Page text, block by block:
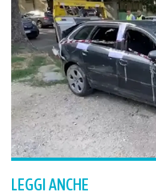
LEGGI ANCHE